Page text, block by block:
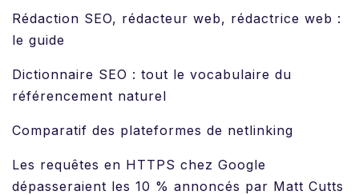
Rédaction SEO, rédacteur web, rédactrice web :
le guide
Dictionnaire SEO : tout le vocabulaire du
référencement naturel
Comparatif des plateformes de netlinking
Les requêtes en HTTPS chez Google
dépasseraient les 10 % annoncés par Matt Cutts